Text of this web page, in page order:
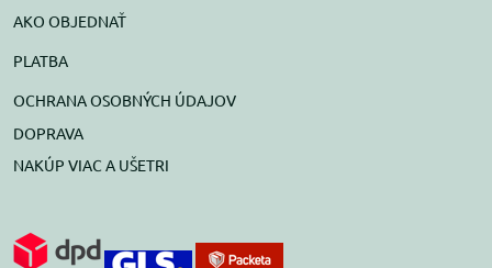
AKO OBJEDNAŤ
PLATBA
OCHRANA OSOBNÝCH ÚDAJOV
DOPRAVA
NAKÚP VIAC A UŠETRI